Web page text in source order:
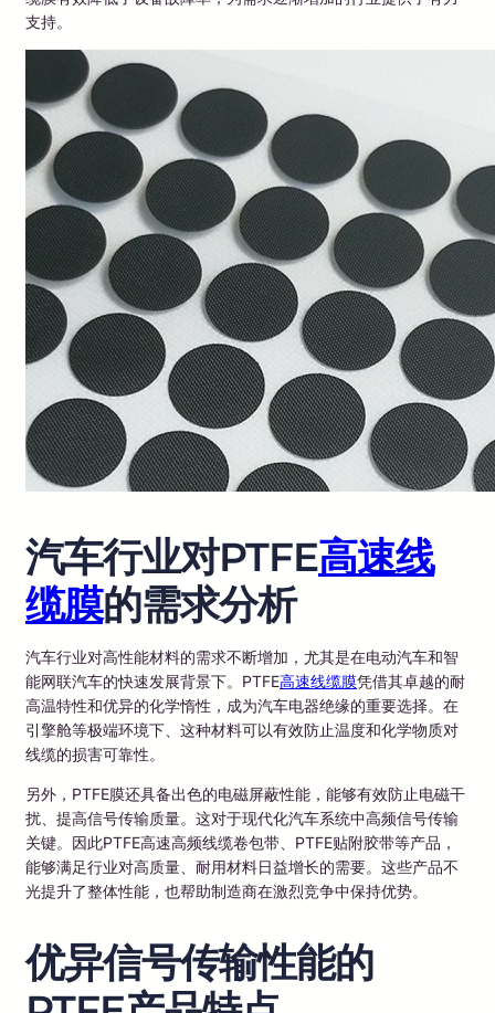
支持。
汽车行业对PTFE高速线
缆膜的需求分析
汽车行业对高性能材料的需求不断增加，尤其是在电动汽车和智
能网联汽车的快速发展背景下。PTFE高速线缆膜凭借其卓越的耐
高温特性和优异的化学惰性，成为汽车电器绝缘的重要选择。在
引擎舱等极端环境下、这种材料可以有效防止温度和化学物质对
线缆的损害可靠性。
另外，PTFE膜还具备出色的电磁屏蔽性能，能够有效防止电磁干
扰、提高信号传输质量。这对于现代化汽车系统中高频信号传输
关键。因此PTFE高速高频线缆卷包带、PTFE贴附胶带等产品，
能够满足行业对高质量、耐用材料日益增长的需要。这些产品不
光提升了整体性能，也帮助制造商在激烈竞争中保持优势。
优异信号传输性能的